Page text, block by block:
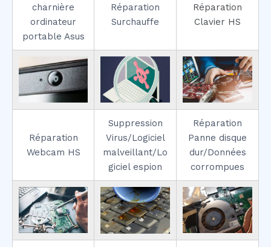
charnière
ordinateur
portable Asus
Réparation
Surchauffe
Réparation
Clavier HS
Réparation
Webcam HS
Suppression
Virus/Logiciel
malveillant/Lo
giciel espion
Réparation
Panne disque
dur/Données
corrompues